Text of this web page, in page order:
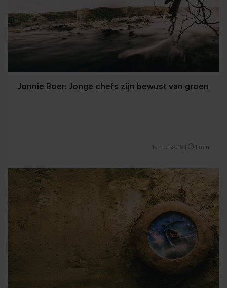
Jonnie Boer: Jonge chefs zijn bewust van groen
15 mei 2015 1 min